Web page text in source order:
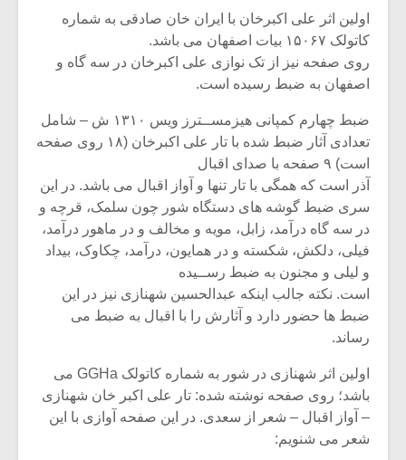
اولین اثر علی اکبرخان با ایران خان صادقی به شماره
کاتولک ۱۵۰۶۷ بیات اصفهان می باشد.
روی صفحه نیز از تک نوازی علی اکبرخان در سه گاه و
اصفهان به ضبط رسیده است.
ضبط چهارم کمپانی هیزمســترز ویس ۱۳۱۰ ش – شامل
تعدادی آثار ضبط شده با تار علی اکبرخان (۱۸ روی صفحه
است) ۹ صفحه با صدای اقبال
آذر است که همگی با تار تنها و آواز اقبال می باشد. در این
سری ضبط گوشه های دستگاه شور چون سلمک، قرچه و
در سه گاه درآمد، زابل، مویه و مخالف و در ماهور درآمد،
فیلی، دلکش، شکسته و در همایون، درآمد، چکاوک، بیداد
و لیلی و مجنون به ضبط رســیده
است. نکته جالب اینکه عبدالحسین شهنازی نیز در این
ضبط ها حضور دارد و آثارش را با اقبال به ضبط می
رساند.
اولین اثر شهنازی در شور به شماره کاتولک GGHa می
باشد؛ روی صفحه نوشته شده: تار علی اکبر خان شهنازی
– آواز اقبال – شعر از سعدی. در این صفحه آوازی با این
شعر می شنویم:
اگر نمی توانی
مشهورترین باشی،
بدنام ترین باش